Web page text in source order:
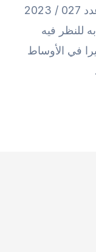
تونس في 2 أفريل 2024 بــــــــــيـــــــــان أثار تقديم مشروع القانون الأساسي عدد 027 / 2023
به للنظر فيه
في الأوساط